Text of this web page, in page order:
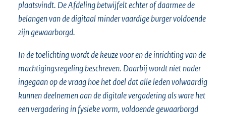
plaatsvindt. De Afdeling betwijfelt echter of daarmee de
belangen van de digitaal minder vaardige burger voldoende
zijn gewaarborgd.
In de toelichting wordt de keuze voor en de inrichting van de
machtigingsregeling beschreven. Daarbij wordt niet nader
ingegaan op de vraag hoe het doel dat alle leden volwaardig
kunnen deelnemen aan de digitale vergadering als ware het
een vergadering in fysieke vorm, voldoende gewaarborgd